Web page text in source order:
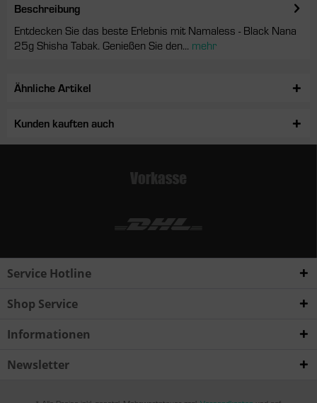
Beschreibung
Entdecken Sie das beste Erlebnis mit Namaless - Black Nana
25g Shisha Tabak. Genießen Sie den... mehr
Ähnliche Artikel
Kunden kauften auch
Service Hotline
Shop Service
Informationen
Newsletter